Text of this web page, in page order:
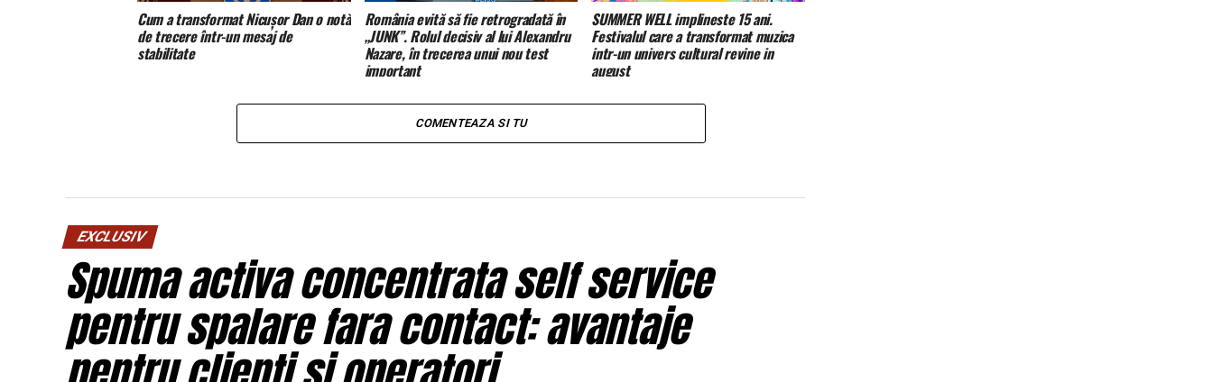
Cum a transformat Nicușor Dan o notă
de trecere într-un mesaj de
stabilitate
România evită să fie retrogradată în
„JUNK”. Rolul decisiv al lui Alexandru
Nazare, în trecerea unui nou test
important
SUMMER WELL implineste 15 ani.
Festivalul care a transformat muzica
intr-un univers cultural revine in
august
COMENTEAZA SI TU
EXCLUSIV
Spuma activa concentrata self service
pentru spalare fara contact: avantaje